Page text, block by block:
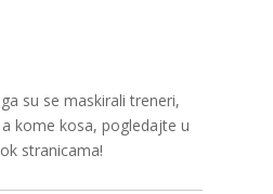
su se maskirali treneri,
kome kosa, pogledajte u
stranicama!